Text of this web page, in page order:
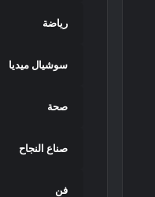
رياضة
سوشيال ميديا
صحة
صناع النجاح
فن